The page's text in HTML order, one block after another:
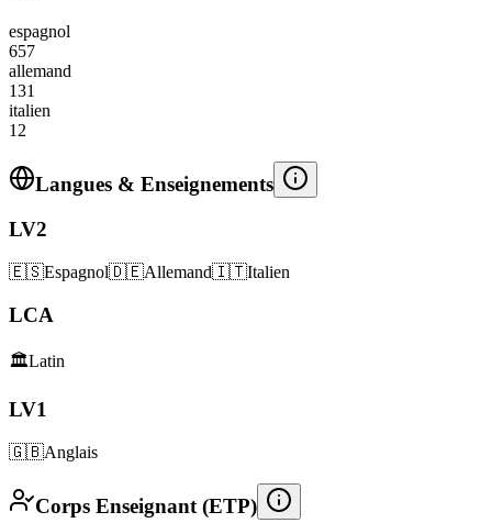
espagnol
657
allemand
131
italien
12
Langues & Enseignements
LV2
🇪🇸Espagnol🇩🇪Allemand🇮🇹Italien
LCA
🏛️Latin
LV1
🇬🇧Anglais
Corps Enseignant (ETP)